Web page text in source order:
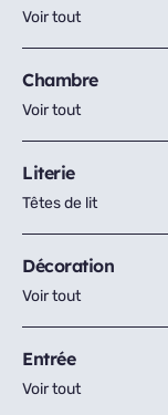
Voir tout
Chambre
Voir tout
Literie
Têtes de lit
Décoration
Voir tout
Entrée
Voir tout